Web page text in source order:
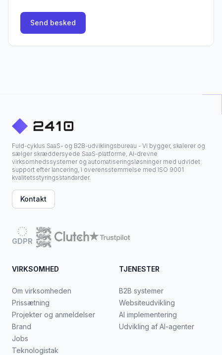
Send besked
Fuld-cyklus SaaS- og B2B-udviklingsbureau - Vi bygger, skalerer og
sælger skræddersyede SaaS-platforme, AI-drevne
virksomhedssystemer og automatiseringsløsninger med udvidet
support efter lancering, i overensstemmelse med ISO 9001
kvalitetsstyringsstandarder.
Kontakt
GDPR
VIRKSOMHED
Om virksomheden
Prissætning
Projekter og anmeldelser
Brand
Jobs
Teknologistak
TJENESTER
B2B systemer
Websiteudvikling
AI implementering
Udvikling af AI-agenter